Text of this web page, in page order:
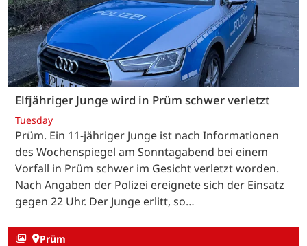
Elfjähriger Junge wird in Prüm schwer verletzt
Tuesday
Prüm. Ein 11-jähriger Junge ist nach Informationen
des Wochenspiegel am Sonntagabend bei einem
Vorfall in Prüm schwer im Gesicht verletzt worden.
Nach Angaben der Polizei ereignete sich der Einsatz
gegen 22 Uhr. Der Junge erlitt, so…
Prüm